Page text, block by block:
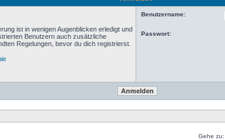
ist in wenigen Augenblicken erledigt und
Benutzern auch zusätzliche
Regelungen, bevor du dich registrierst.
Benutzername:
Passwort:
Gehe zu: